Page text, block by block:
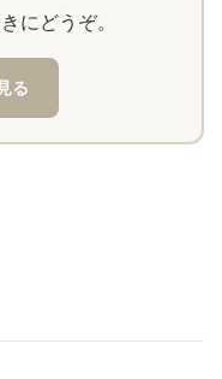
にどうぞ。
る